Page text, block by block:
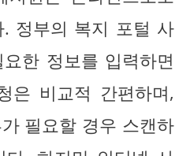
정부의 복지 포털 사
한 정보를 입력하면
은 비교적 간편하며,
필요할 경우 스캔하